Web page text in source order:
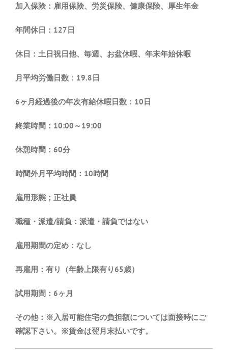
加入保険：雇用保険、労災保険、健康保険、厚生年金
年間休日：127日
休日：土日祝日他、毎週、お盆休暇、年末年始休暇
月平均労働日数：19.8日
6ヶ月経過後の年次有給休暇日数：10日
終業時間：10:00～19:00
休憩時間：60分
時間外月平均時間：10時間
雇用形態；正社員
職種・派遣/請負：派遣・請負ではない
雇用期間の定め：なし
再雇用：有り（年齢上限有り65歳）
試用期間：6ヶ月
その他：※入居可能住宅の負担額については面接時にご
確認下さい。※賃金は翌月末払いです。